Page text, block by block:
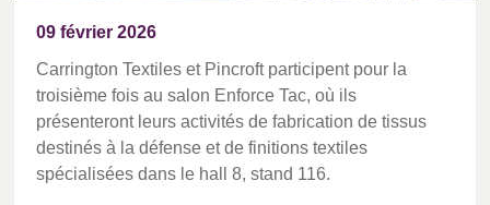
09 février 2026
Carrington Textiles et Pincroft participent pour la
troisième fois au salon Enforce Tac, où ils
présenteront leurs activités de fabrication de tissus
destinés à la défense et de finitions textiles
spécialisées dans le hall 8, stand 116.